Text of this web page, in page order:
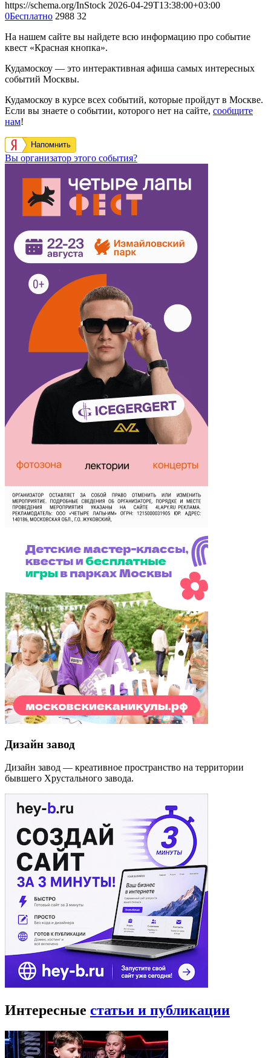
https://schema.org/InStock 2026-04-29T13:38:00+03:00
0Бесплатно 2988 32
На нашем сайте вы найдете всю информацию про событие
квест «Красная кнопка».
Кудамоскоу — это интерактивная афиша самых интересных
событий Москвы.
Кудамоскоу в курсе всех событий, которые пройдут в Москве.
Если вы знаете о событии, которого нет на сайте, сообщите
нам!
Напомнить
Вы организатор этого события?
Дизайн завод
Дизайн завод — креативное пространство на территории
бывшего Хрустального завода.
Интересные статьи и публикации